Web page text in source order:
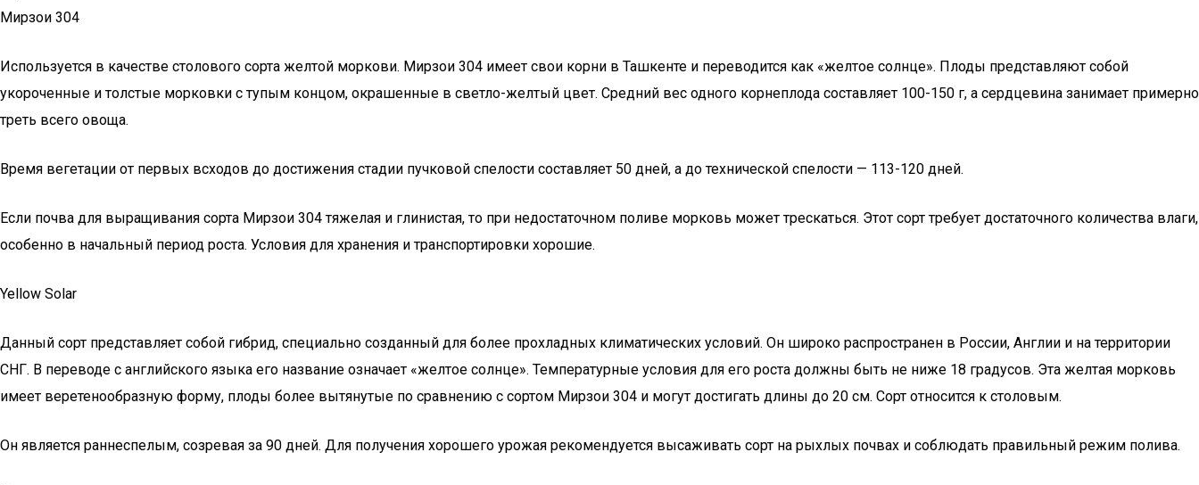
Мирзои 304
Используется в качестве столового сорта желтой моркови. Мирзои 304 имеет свои корни в Ташкенте и переводится как «желтое солнце». Плоды представляют собой
укороченные и толстые морковки с тупым концом, окрашенные в светло-желтый цвет. Средний вес одного корнеплода составляет 100-150 г, а сердцевина занимает примерно
треть всего овоща.
Время вегетации от первых всходов до достижения стадии пучковой спелости составляет 50 дней, а до технической спелости — 113-120 дней.
Если почва для выращивания сорта Мирзои 304 тяжелая и глинистая, то при недостаточном поливе морковь может трескаться. Этот сорт требует достаточного количества влаги,
особенно в начальный период роста. Условия для хранения и транспортировки хорошие.
Yellow Solar
Данный сорт представляет собой гибрид, специально созданный для более прохладных климатических условий. Он широко распространен в России, Англии и на территории
СНГ. В переводе с английского языка его название означает «желтое солнце». Температурные условия для его роста должны быть не ниже 18 градусов. Эта желтая морковь
имеет веретенообразную форму, плоды более вытянутые по сравнению с сортом Мирзои 304 и могут достигать длины до 20 см. Сорт относится к столовым.
Он является раннеспелым, созревая за 90 дней. Для получения хорошего урожая рекомендуется высаживать сорт на рыхлых почвах и соблюдать правильный режим полива.